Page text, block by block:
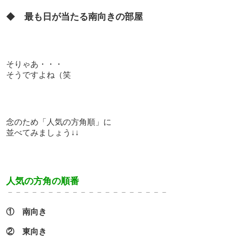
◆ 最も日が当たる南向きの部屋
そりゃあ・・・
そうですよね（笑
念のため「人気の方角順」に
並べてみましょう↓↓
人気の方角の順番
－－－－－－－－－－－－－－－－－－－－
① 南向き
② 東向き